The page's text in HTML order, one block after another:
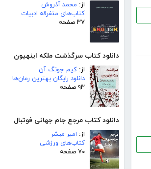
از: محمد آذروش
کتاب‌های متفرقه ادبیات
۳۷ صفحه
دانلود کتاب سرگذشت ملکه اینهیون
از: کیم جونگ آن
دانلود رایگان بهترین رمان‌ها
۹۳ صفحه
دانلود کتاب مرجع جام جهانی فوتبال
از: امیر مبشر
کتاب‌های ورزشی
۷۰ صفحه